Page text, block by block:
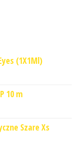
(1X1Ml)
10 m
Szare Xs